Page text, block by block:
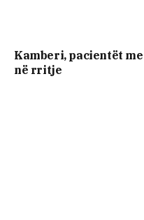
Kamberi, pacientët
në rritje